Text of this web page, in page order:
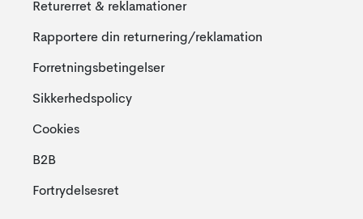
Returerret & reklamationer
Rapportere din returnering/reklamation
Forretningsbetingelser
Sikkerhedspolicy
Cookies
B2B
Fortrydelsesret